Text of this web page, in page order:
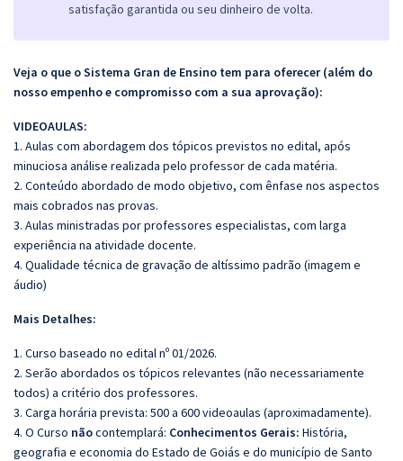
satisfação garantida ou seu dinheiro de volta.
Veja o que o Sistema Gran de Ensino tem para oferecer (além do
nosso empenho e compromisso com a sua aprovação):
VIDEOAULAS:
1. Aulas com abordagem dos tópicos previstos no edital, após
minuciosa análise realizada pelo professor de cada matéria.
2. Conteúdo abordado de modo objetivo, com ênfase nos aspectos
mais cobrados nas provas.
3. Aulas ministradas por professores especialistas, com larga
experiência na atividade docente.
4. Qualidade técnica de gravação de altíssimo padrão (imagem e
áudio)
Mais Detalhes:
1. Curso baseado no edital nº 01/2026.
2. Serão abordados os tópicos relevantes (não necessariamente
todos) a critério dos professores.
3. Carga horária prevista: 500 a 600 videoaulas (aproximadamente).
4. O Curso nãocontemplará: Conhecimentos Gerais: História,
geografia e economia do Estado de Goiás e do município de Santo